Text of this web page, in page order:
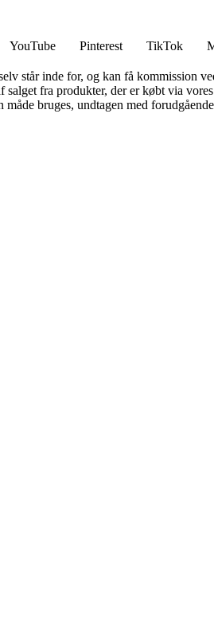
YouTube Pinterest TikTok
står inde for, og kan få kommission
fra produkter, der er købt via
måde bruges, undtagen med